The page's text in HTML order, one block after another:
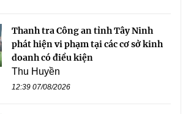
Thanh tra Công an tỉnh Tây Ninh
phát hiện vi phạm tại các cơ sở kinh
doanh có điều kiện
Thu Huyền
12:39 07/08/2026